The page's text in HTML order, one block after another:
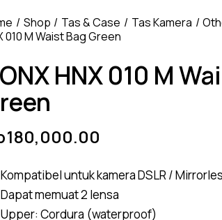
Shop Tas & Case Tas Kamera
010 M Waist Bag Green
HNX 010 M
180,000.00
Kompatibel untuk kamera DSLR /
Dapat memuat 2 lensa
Upper: Cordura (waterproof)